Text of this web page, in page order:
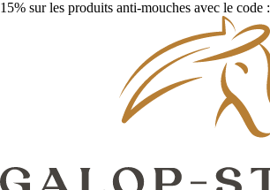
15% sur les produits anti-mouches avec le code :